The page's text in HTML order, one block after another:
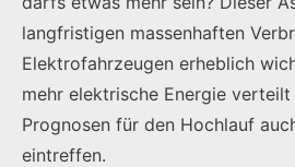
langfristigen massenhaften
Elektrofahrzeugen erheblich
mehr elektrische Energie
Prognosen für den Hochlauf
eintreffen.